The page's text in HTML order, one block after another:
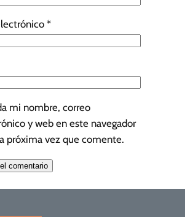
*
mi nombre, correo
y web en este navegador
próxima vez que comente.